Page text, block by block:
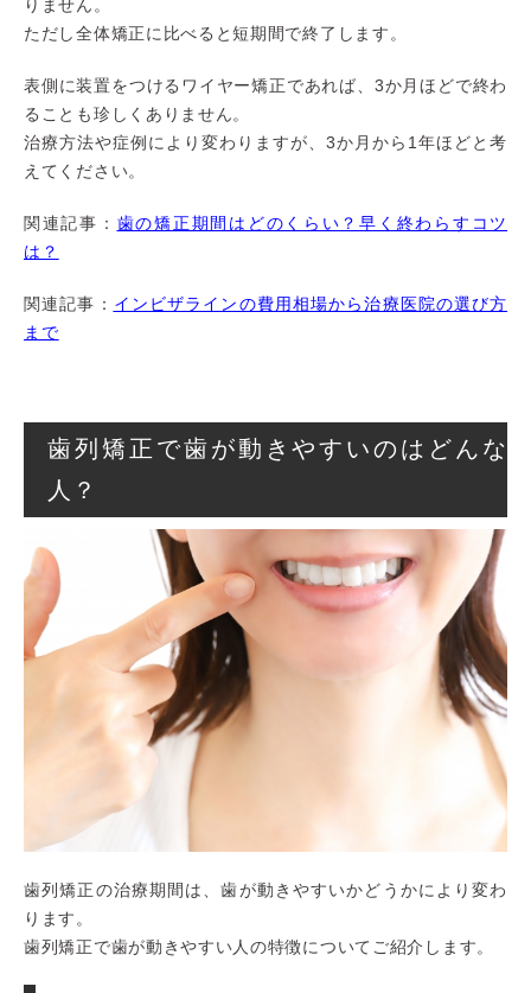
りません。
ただし全体矯正に比べると短期間で終了します。
表側に装置をつけるワイヤー矯正であれば、3か月ほどで終わ
ることも珍しくありません。
治療方法や症例により変わりますが、3か月から1年ほどと考
えてください。
関連記事： 歯の矯正期間はどのくらい？早く終わらすコツ
は？
関連記事： インビザラインの費用相場から治療医院の選び方
まで
歯列矯正で歯が動きやすいのはどんな
人？
歯列矯正の治療期間は、歯が動きやすいかどうかにより変わ
ります。
歯列矯正で歯が動きやすい人の特徴についてご紹介します。